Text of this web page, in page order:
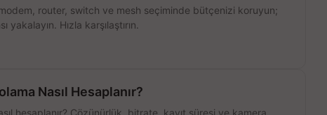
router, switch ve mesh seçiminde bütçenizi koruyun;
Hızla karşılaştırın.
Nasıl Hesaplanır?
hesaplanır? Çözünürlük, bitrate, kayıt süresi ve kamera